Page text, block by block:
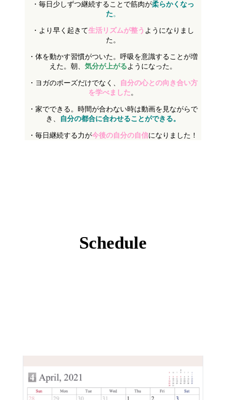
・毎日少しずつ継続することで筋肉が柔らかくなっ
た。
・より早く起きて生活リズムが整う ようになりまし
た。
・体を動かす習慣がついた。呼吸を意識することが増
えた。朝、 気分が上がるようになった。
・ヨガのポーズだけでなく、
自分の心との向き合い方
を学べました。
・家でできる。時間が合わない時は動画を見ながらで
き、
自分の都合に合わせることができる。
・毎日継続する力が今後の自分の自信になりました！
Schedule